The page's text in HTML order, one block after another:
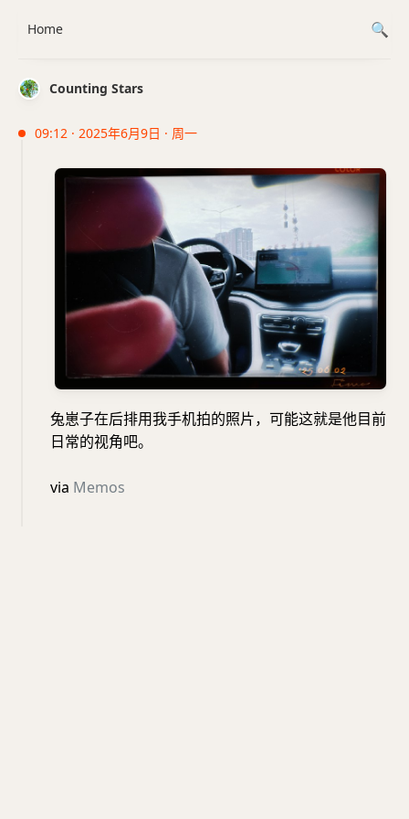
Counting Stars
09:12 · 2025年6月9日 · 周一
兔崽子在后排用我手机拍的照片，可能这就是他目前
日常的视角吧。
via Memos
Home